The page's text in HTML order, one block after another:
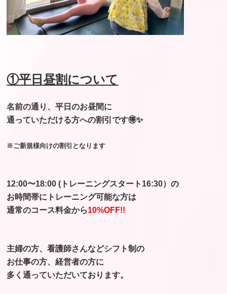
①平日昼割について
名前の通り、平日のお昼間に
通っていただける方への割引です🉐✨
※ご新規様向けの割引となります
12:00〜18:00 (トレーニングスタート16:30）の
お時間帯にトレーニング可能な方は
通常のコース料金から10%OFF!!
主婦の方、看護師さんなどシフト制の
お仕事の方、経営者の方に
多く通っていただいております。